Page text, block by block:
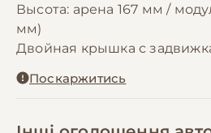
Высота: арена 167 мм /
мм)
Двойная крышка с
большие 180×300 мм
прозрачный), PETG
Поскаржитись